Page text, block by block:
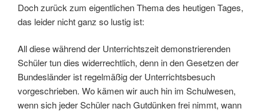
Doch zurück zum eigentlichen Thema des heutigen Tages,
das leider nicht ganz so lustig ist:
All diese während der Unterrichtszeit demonstrierenden
Schüler tun dies widerrechtlich, denn in den Gesetzen der
Bundesländer ist regelmäßig der Unterrichtsbesuch
vorgeschrieben. Wo kämen wir auch hin im Schulwesen,
wenn sich jeder Schüler nach Gutdünken frei nimmt, wann